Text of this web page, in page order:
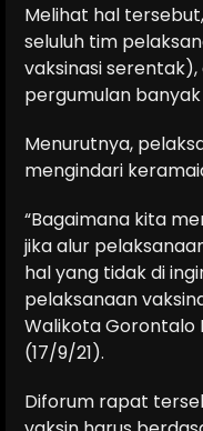
Melihat hal
seluluh tim
vaksinasi
pergumulan
Menurutnya,
mengindari
“Bagaimana kita
jika alur
hal yang tidak di
pelaksanaan
Walikota Gorontalo
(17/9/21).
Diforum rapat